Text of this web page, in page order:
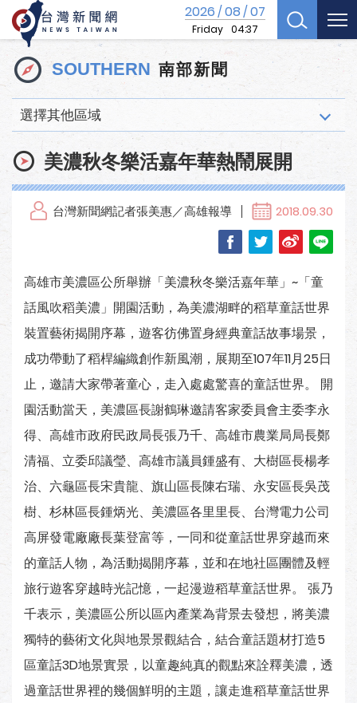
2026/08/07
Friday 04:37
SOUTHERN 南部新聞
選擇其他區域
美濃秋冬樂活嘉年華熱鬧展開
台灣新聞網記者張美惠／高雄報導 2018.09.30
高雄市美濃區公所舉辦「美濃秋冬樂活嘉年華」~「童
話風吹稻美濃」開園活動，為美濃湖畔的稻草童話世界
裝置藝術揭開序幕，遊客彷佛置身經典童話故事場景，
成功帶動了稻桿編織創作新風潮，展期至107年11月25日
止，邀請大家帶著童心，走入處處驚喜的童話世界。 開
園活動當天，美濃區長謝鶴琳邀請客家委員會主委李永
得、高雄市政府民政局長張乃千、高雄市農業局局長鄭
清福、立委邱議瑩、高雄市議員鍾盛有、大樹區長楊孝
治、六龜區長宋貴龍、旗山區長陳右瑞、永安區長吳茂
樹、杉林區長鍾炳光、美濃區各里里長、台灣電力公司
高屏發電廠廠長葉登富等，一同和從童話世界穿越而來
的童話人物，為活動揭開序幕，並和在地社區團體及輕
旅行遊客穿越時光記憶，一起漫遊稻草童話世界。 張乃
千表示，美濃區公所以區內產業為背景去發想，將美濃
獨特的藝術文化與地景景觀結合，結合童話題材打造5
區童話3D地景實景，以童趣純真的觀點來詮釋美濃，透
過童話世界裡的幾個鮮明的主題，讓走進稻草童話世界